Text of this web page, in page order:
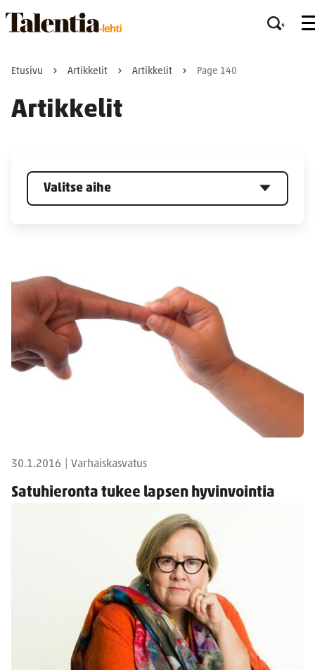
Etusivu Artikkelit Artikkelit Page 140
Artikkelit
30.1.2016 Varhaiskasvatus
Satuhieronta tukee lapsen hyvinvointia
Valitse aihe